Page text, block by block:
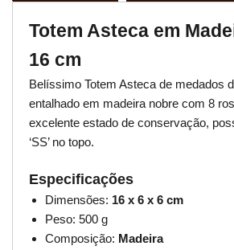
Totem Asteca em
16 cm
Belíssimo Totem Asteca de medados
entalhado em madeira nobre com 8
excelente estado de conservação,
‘SS’ no topo.
Especificações
Dimensões: 16 x 6 x 6 cm
Peso: 500 g
Composição: Madeira